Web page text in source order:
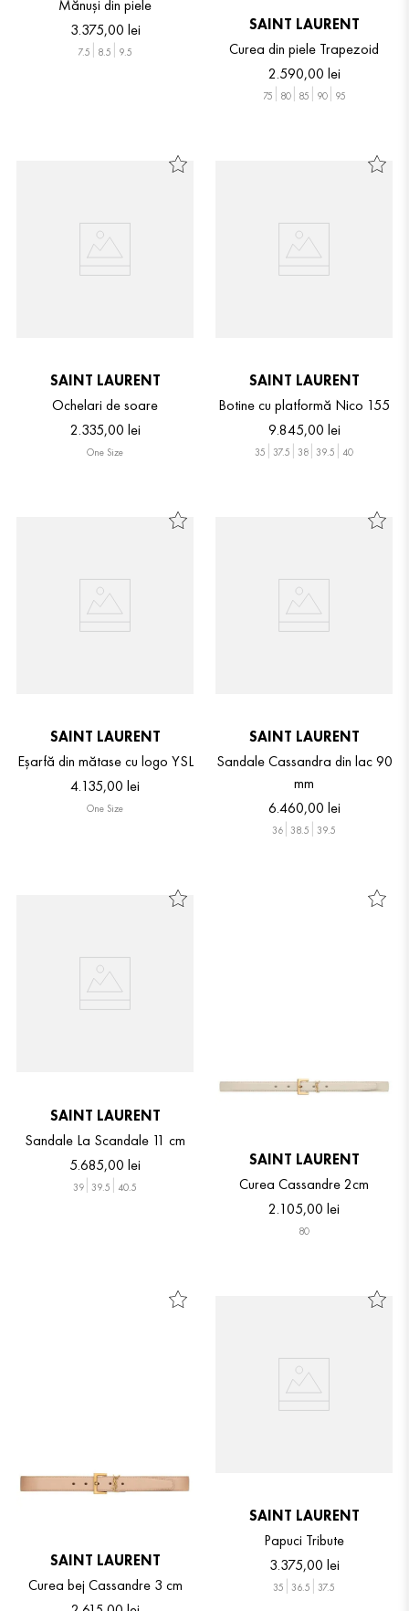
Mănuși din piele
3.375,00 lei
7.5 8.5 9.5
SAINT LAURENT
Curea din piele Trapezoid
2.590,00 lei
75 80 85 90 95
SAINT LAURENT
Ochelari de soare
2.335,00 lei
One Size
SAINT LAURENT
Botine cu platformă Nico 155
9.845,00 lei
35 37.5 38 39.5 40
SAINT LAURENT
Eșarfă din mătase cu logo YSL
4.135,00 lei
One Size
SAINT LAURENT
Sandale Cassandra din lac 90
mm
6.460,00 lei
36 38.5 39.5
SAINT LAURENT
Sandale La Scandale 11 cm
5.685,00 lei
39 39.5 40.5
SAINT LAURENT
Curea Cassandre 2cm
2.105,00 lei
80
SAINT LAURENT
Curea bej Cassandre 3 cm
SAINT LAURENT
Papuci Tribute
3.375,00 lei
35 36.5 37.5